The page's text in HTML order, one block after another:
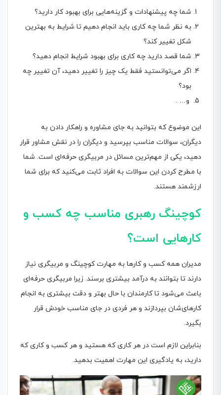
شما چه پیشنهادات و گزینه‌هایی برای بهبود کار دارید؟
به نظر شما چه کاری باید انجام دهیم تا شرایط به بهترین
شکل تغییر کند؟
شما قصد دارید چه کاری برای بهبود شرایط انجام دهید؟
اگر می‌توانستید فقط یک چیز را تغییر دهید، آن تغییر چه
بود؟
و… .
این موضوع که بتوانید به جای مشاوره و راهکار دادن به
دیگران، سوالات مناسب بپرسید و دیگران را در نقش مشاور قرار
دهید، یکی از مهم‌ترین مسائل در مربیگری حرفه‌ای است. شما
با مطرح کردن این سوالات به افراد ثابت می‌کنید که برای شما
ارزشمند هستند.
کوچینگ رهبری مناسب چه کسب و
کارهایی است؟
مدیران همه کسب و کارها به مهارت کوچینگ و مربیگری نیاز
دارند تا بتوانند به درآمد بیشتری برسند. زیرا مربیگری حرفه‌ای
باعث می‌شود تا کارمندان با حال بهتر و دقت بیشتری به انجام
کارهای‌شان بپردازند و هر فردی در جای مناسب خودش قرار
بگیرد.
بنابراین لازم است در هر کاری که هستید و هر کسب و کاری که
دارید، به یادگیری این مهارت اهمیت بدهید.